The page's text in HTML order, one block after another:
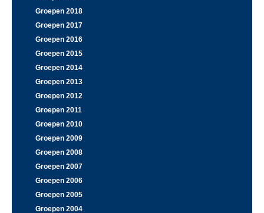
Groepen 2018
Groepen 2017
Groepen 2016
Groepen 2015
Groepen 2014
Groepen 2013
Groepen 2012
Groepen 2011
Groepen 2010
Groepen 2009
Groepen 2008
Groepen 2007
Groepen 2006
Groepen 2005
Groepen 2004